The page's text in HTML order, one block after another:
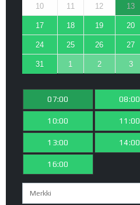
10 11 12 13
17 18 19 20
24 25 26 27
31 1 2 3
07:00 08:00
10:00 11:00
13:00 14:00
16:00